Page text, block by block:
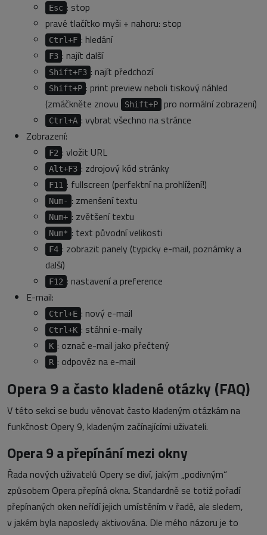
Esc : stop
pravé tlačítko myši + nahoru: stop
Ctrl+F : hledání
F3 : najít další
Shift+F3 : najít předchozí
Shift+P : print preview neboli tiskový náhled
(zmáčkněte znovu
Shift+P pro normální zobrazení)
Ctrl+A : vybrat všechno na stránce
Zobrazení:
F2 : vložit URL
Alt+F3 : zdrojový kód stránky
F11 : fullscreen (perfektní na prohlížení!)
Num- : zmenšení textu
Num+ : zvětšení textu
Num* : text původní velikosti
F4 : zobrazit panely (typicky e-mail, poznámky a
další)
F12 : nastavení a preference
E-mail:
Ctrl+E : nový e-mail
Ctrl+K : stáhni e-maily
K : označ e-mail jako přečtený
R : odpověz na e-mail
Opera 9 a často kladené otázky (FAQ)
V této sekci se budu věnovat často kladeným otázkám na
funkčnost Opery 9, kladeným začínajícími uživateli.
Opera 9 a přepínání mezi okny
Řada nových uživatelů Opery se diví, jakým „podivným“
způsobem Opera přepíná okna. Standardně se totiž pořadí
přepínaných oken neřídí jejich umístěním v řadě, ale sledem,
v jakém byla naposledy aktivována. Dle mého názoru je to